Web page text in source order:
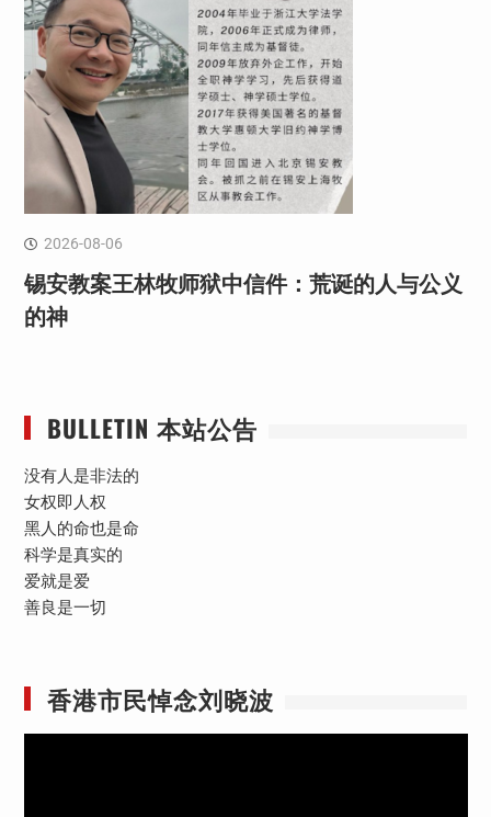
2026-08-06
锡安教案王林牧师狱中信件：荒诞的人与公义
的神
BULLETIN 本站公告
没有人是非法的
女权即人权
黑人的命也是命
科学是真实的
爱就是爱
善良是一切
香港市民悼念刘晓波